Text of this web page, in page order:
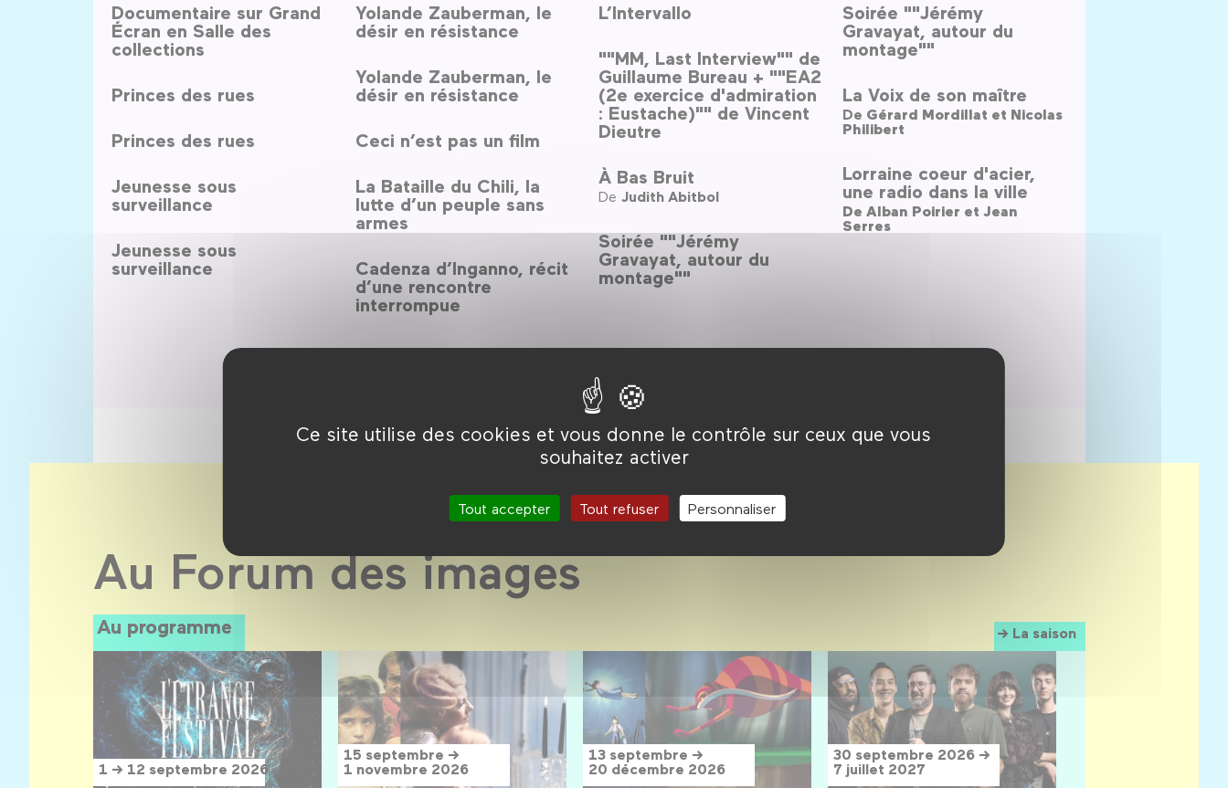
Ce site utilise des cookies et vous donne le contrôle sur ceux que vous
souhaitez activer
Tout accepter Tout refuser Personnaliser
Documentaire sur Grand
Écran en Salle des
collections
Princes des rues
Princes des rues
Jeunesse sous
surveillance
Jeunesse sous
surveillance
Yolande Zauberman, le
désir en résistance
Yolande Zauberman, le
désir en résistance
Ceci n’est pas un film
La Bataille du Chili, la
lutte d’un peuple sans
armes
Cadenza d’Inganno, récit
d’une rencontre
interrompue
L’Intervallo
""MM, Last Interview"" de
Guillaume Bureau + ""EA2
(2e exercice d'admiration
: Eustache)"" de Vincent
Dieutre
À Bas Bruit
De Judith Abitbol
Soirée ""Jérémy
Gravayat, autour du
montage""
Soirée ""Jérémy
Gravayat, autour du
montage""
La Voix de son maître
De Gérard Mordillat et Nicolas
Philibert
Lorraine coeur d'acier,
une radio dans la ville
De Alban Poirier et Jean
Serres
Au Forum des images
Au programme La saison
1 → 12 septembre 2026
15 septembre →
1 novembre 2026
13 septembre →
20 décembre 2026
30 septembre 2026 →
7 juillet 2027